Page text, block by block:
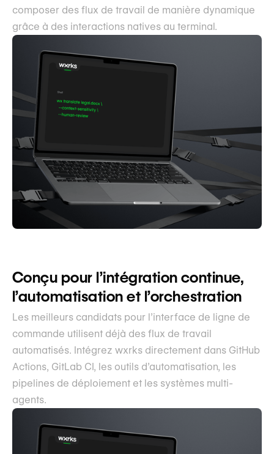
composer des flux de travail de manière dynamique
grâce à des interactions natives au terminal.
Conçu pour l’intégration continue,
l’automatisation et l’orchestration
Les meilleurs candidats pour l’interface de ligne de
commande utilisent déjà des flux de travail
automatisés. Intégrez wxrks directement dans GitHub
Actions, GitLab CI, les outils d’automatisation, les
pipelines de déploiement et les systèmes multi-
agents.